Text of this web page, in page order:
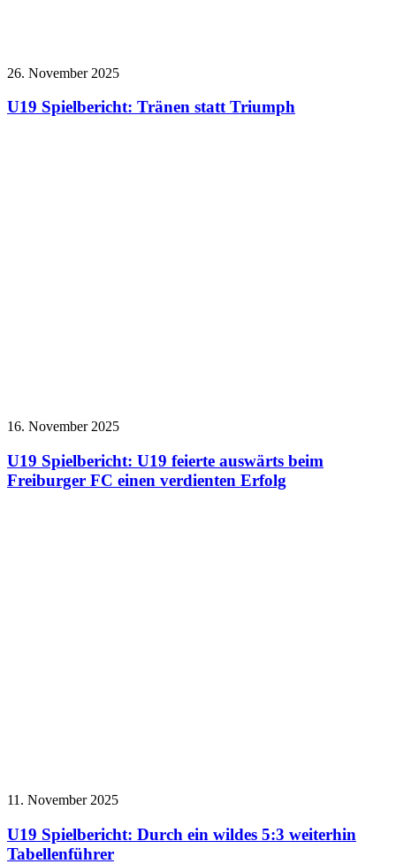
26. November 2025
U19 Spielbericht: Tränen statt Triumph
16. November 2025
U19 Spielbericht: U19 feierte auswärts beim
Freiburger FC einen verdienten Erfolg
11. November 2025
U19 Spielbericht: Durch ein wildes 5:3 weiterhin
Tabellenführer